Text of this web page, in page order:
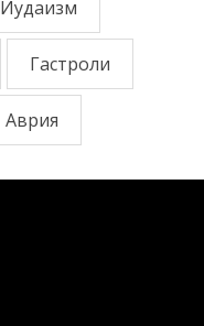
Иудаизм
Гастроли
Аврия